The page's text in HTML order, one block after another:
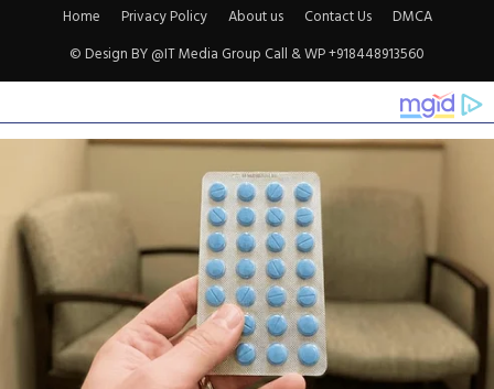
Home Privacy Policy About us Contact Us
DMCA
© Design BY @IT Media Group Call & WP +918448913560